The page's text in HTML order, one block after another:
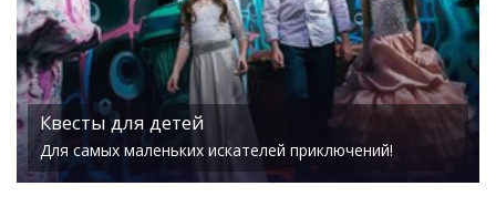
Квесты для детей
Для самых маленьких искателей приключений!